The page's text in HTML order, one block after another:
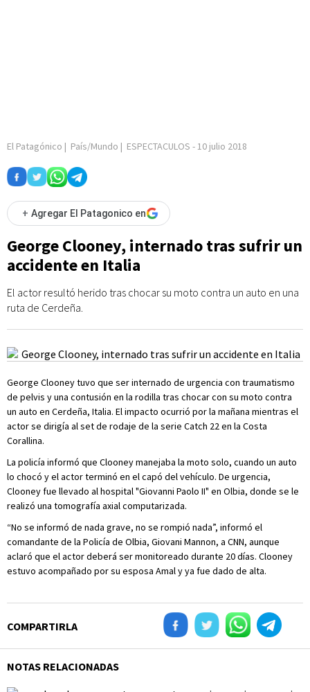
El Patagónico | País/Mundo | ESPECTACULOS - 10 julio 2018
+ Agregar El Patagonico en
George Clooney, internado tras sufrir un
accidente en Italia
El actor resultó herido tras chocar su moto contra un auto en una
ruta de Cerdeña.
George Clooney tuvo que ser internado de urgencia con traumatismo
de pelvis y una contusión en la rodilla tras chocar con su moto contra
un auto en Cerdeña, Italia. El impacto ocurrió por la mañana mientras el
actor se dirigía al set de rodaje de la serie Catch 22 en la Costa
Corallina.
La policía informó que Clooney manejaba la moto solo, cuando un auto
lo chocó y el actor terminó en el capó del vehículo. De urgencia,
Clooney fue llevado al hospital "Giovanni Paolo II" en Olbia, donde se le
realizó una tomografía axial computarizada.
“No se informó de nada grave, no se rompió nada”, informó el
comandante de la Policía de Olbia, Giovani Mannon, a CNN, aunque
aclaró que el actor deberá ser monitoreado durante 20 días. Clooney
estuvo acompañado por su esposa Amal y ya fue dado de alta.
COMPARTIRLA
NOTAS RELACIONADAS